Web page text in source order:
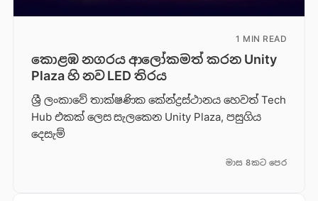
1 MIN READ
කොළඹ නගරය ආලෝකමත් කරන Unity
Plaza හි නව LED තිරය
ශ්‍රී ලංකාවේ තාක්ෂණික කේන්ද්‍රස්ථානය හෙවත් Tech
Hub එකක් ලෙස සැලකෙන Unity Plaza, පසුගිය
දෙසැම්
මාස 8කට පෙර